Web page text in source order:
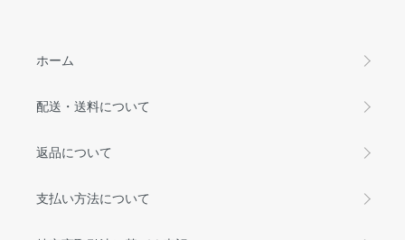
ホーム
配送・送料について
返品について
支払い方法について